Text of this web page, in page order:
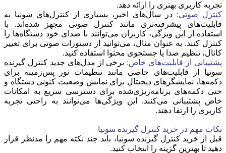
تجربه کاربری بهتری را ارائه دهد.
کنترل صوتی: در سال‌های اخیر، بسیاری از کنترل‌های سونیا به
قابلیت‌های پیشرفته‌تری مانند کنترل صوتی مجهز شده‌اند. با
استفاده از این ویژگی، کاربران می‌توانند با صدای خود دستگاه‌ها را
کنترل کنند. به عنوان مثال، می‌توانید از دستورات صوتی برای تغییر
کانال، تنظیم صدا یا جستجوی محتوا استفاده کنید.
پشتیبانی از قابلیت‌های خاص: برخی از مدل‌های جدید کنترل گیرنده
سونیا از قابلیت‌های خاصی مانند تنظیمات نور پس‌زمینه برای
دکمه‌ها، نمایشگرهای دیجیتال برای نمایش وضعیت کنونی دستگاه و
حتی دکمه‌های برنامه‌ریزی‌شده برای دسترسی سریع به امکانات
خاص پشتیبانی می‌کنند. این ویژگی‌ها می‌توانند به راحتی تجربه
کاربری را ارتقا دهند.
نکات مهم در خرید کنترل گیرنده سونیا
قبل از خرید کنترل گیرنده سونیا، باید چند نکته مهم را مدنظر قرار
دهید تا بهترین گزینه را انتخاب کنید.